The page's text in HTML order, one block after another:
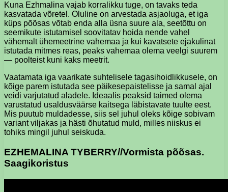
Kuna Ezhmalina vajab korralikku tuge, on tavaks teda
kasvatada võretel. Oluline on arvestada asjaoluga, et iga
küps põõsas võtab enda alla üsna suure ala, seetõttu on
seemikute istutamisel soovitatav hoida nende vahel
vähemalt ühemeetrine vahemaa ja kui kavatsete ejakulinat
istutada mitmes reas, peaks vahemaa olema veelgi suurem
— poolteist kuni kaks meetrit.
Vaatamata iga vaarikate suhtelisele tagasihoidlikkusele, on
kõige parem istutada see päikesepaistelisse ja samal ajal
veidi varjutatud aladele. Ideaalis peaksid taimed olema
varustatud usaldusväärse kaitsega läbistavate tuulte eest.
Mis puutub muldadesse, siis sel juhul oleks kõige sobivam
variant viljakas ja hästi õhutatud muld, milles niiskus ei
tohiks mingil juhul seiskuda.
EZHEMALINA TYBERRY//Vormista põõsas.
Saagikoristus